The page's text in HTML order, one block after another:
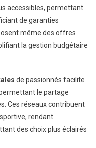
accessibles, permettant
de garanties
même des offres
la gestion budgétaire
de passionnés facilite
le partage
Ces réseaux contribuent
rendant
des choix plus éclairés